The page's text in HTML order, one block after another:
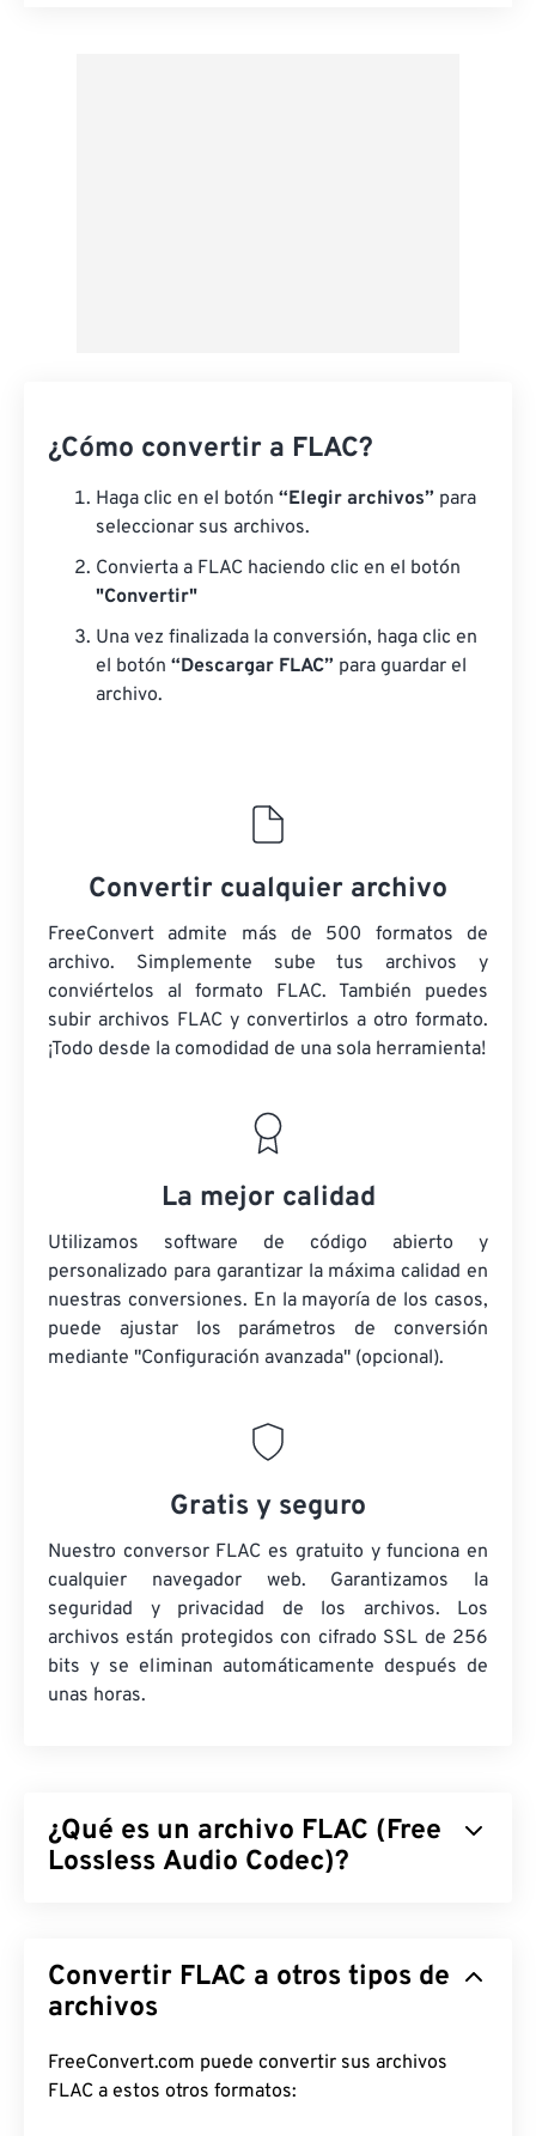
¿Cómo convertir a FLAC?
Haga clic en el botón “Elegir archivos” para
seleccionar sus archivos.
Convierta a FLAC haciendo clic en el botón
"Convertir"
Una vez finalizada la conversión, haga clic en
el botón “Descargar FLAC” para guardar el
archivo.
Convertir cualquier archivo
FreeConvert admite más de 500 formatos de
archivo. Simplemente sube tus archivos y
conviértelos al formato FLAC. También puedes
subir archivos FLAC y convertirlos a otro formato.
¡Todo desde la comodidad de una sola herramienta!
La mejor calidad
Utilizamos software de código abierto y
personalizado para garantizar la máxima calidad en
nuestras conversiones. En la mayoría de los casos,
puede ajustar los parámetros de conversión
mediante "Configuración avanzada" (opcional).
Gratis y seguro
Nuestro conversor FLAC es gratuito y funciona en
cualquier navegador web. Garantizamos la
seguridad y privacidad de los archivos. Los
archivos están protegidos con cifrado SSL de 256
bits y se eliminan automáticamente después de
unas horas.
¿Qué es un archivo FLAC (Free
Lossless Audio Codec)?
audio, lo que, como su nombre indica, no implica
pérdida de calidad de audio ni de datos originales.
comprime el archivo a aproximadamente entre el
50% y el 70 % de su tamaño original.
Convertir FLAC a otros tipos de
archivos
FreeConvert.com puede convertir sus archivos
FLAC a estos otros formatos: